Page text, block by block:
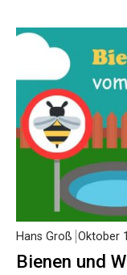
Bienen und
Hans Groß Oktober